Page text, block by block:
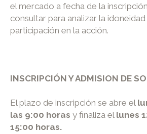
el mercado a fecha de la
consultar para analizar la idoneidad
participación en la acción.
INSCRIPCIÓN Y ADMISION DE
El plazo de inscripción se abre el
las 9:00 horas y finaliza el lunes
15:00 horas.